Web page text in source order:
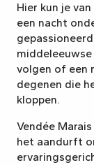
Hier kun je
een nacht
volgen of een
degenen die
kloppen.
Vendée
het aandurft